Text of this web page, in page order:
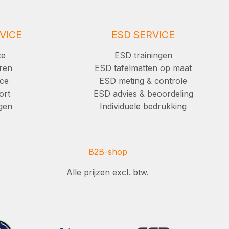
ESD SERVICE
ESD trainingen
ESD tafelmatten op maat
ESD meting & controle
ESD advies & beoordeling
Individuele bedrukking
B2B-shop
Alle prijzen excl. btw.